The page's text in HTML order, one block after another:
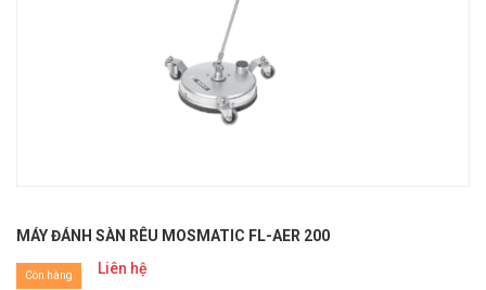
MÁY ĐÁNH SÀN RÊU MOSMATIC FL-AER 200
Liên hệ
Còn hàng